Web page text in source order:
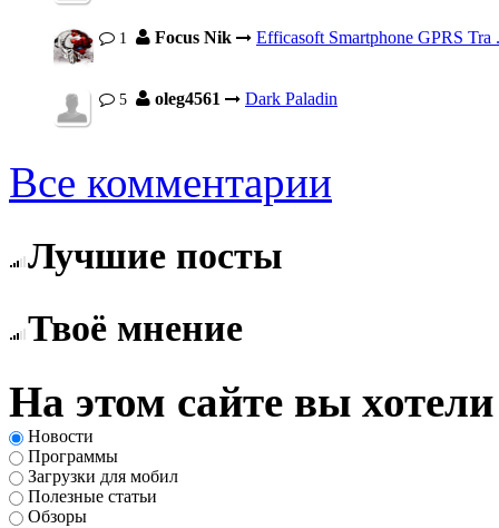
1 Focus Nik Efficasoft Smartphone GPRS Tra
5 oleg4561 Dark Paladin
Все комментарии
Лучшие посты
Твоё мнение
На этом сайте вы
Новости
Программы
Загрузки для мобил
Полезные статьи
Обзоры